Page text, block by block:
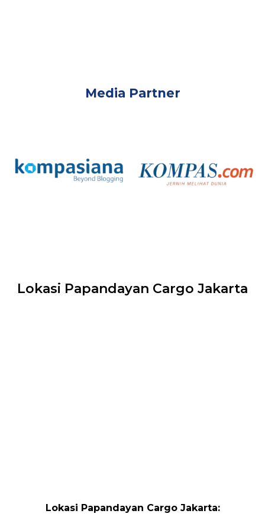
Media Partner
Lokasi Papandayan Cargo Jakarta
Lokasi Papandayan Cargo Jakarta: